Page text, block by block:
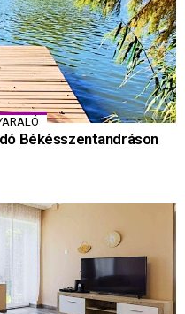
Békésszentandráson